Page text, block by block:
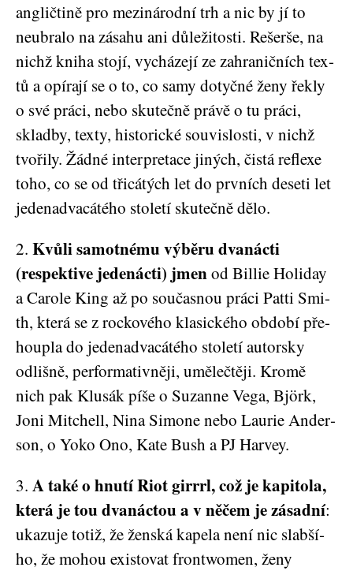
ang­lič­ti­ně pro mezi­ná­rod­ní trh a nic by jí to
neu­bra­lo na zása­hu ani důle­ži­tos­ti. Rešer­še, na
nichž kni­ha sto­jí, vychá­ze­jí ze zahra­nič­ních tex­
tů a opí­ra­jí se o to, co samy dotyč­né ženy řek­ly
o své prá­ci, nebo sku­teč­ně prá­vě o tu prá­ci,
sklad­by, tex­ty, his­to­ric­ké sou­vis­los­ti, v nichž
tvo­ři­ly. Žád­né inter­pre­ta­ce jiných, čis­tá reflexe
toho, co se od tři­cá­tých let do prv­ních dese­ti let
jeden­a­dva­cá­té­ho sto­le­tí sku­teč­ně dělo.
2. Kvů­li samot­né­mu výbě­ru dva­nác­ti
(respek­ti­ve jede­nác­ti) jmenod Bil­lie Holi­day
a Caro­le King až po sou­čas­nou prá­ci Pat­ti Smi­
th, kte­rá se z rocko­vé­ho kla­sic­ké­ho obdo­bí pře­
houp­la do jeden­a­dva­cá­té­ho sto­le­tí autor­sky
odliš­ně, per­for­ma­tiv­ně­ji, umě­lečtě­ji. Kro­mě
nich pak Klu­sák píše o Suzan­ne Vega, Björk,
Joni Mit­chell, Nina Simo­ne nebo Lau­rie Ander­
son, o Yoko Ono, Kate Bush a PJ Harvey.
3. A také o hnu­tí Riot girrrl, což je kapi­to­la,
kte­rá je tou dva­nác­tou a v něčem je zásad­ní:
uka­zu­je totiž, že žen­ská kape­la není nic slab­ší­
ho, že mohou exis­to­vat fron­two­men, ženy